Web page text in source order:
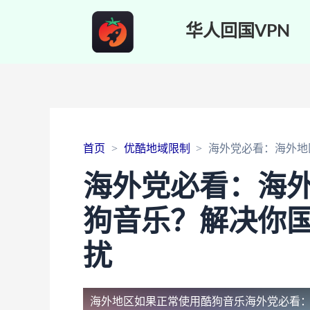
华人回国VPN
首页 优酷地域限制 海外党必看：海外
海外党必看：海
狗音乐？解决你
扰
海外地区如果正常使用酷狗音乐海外党必看